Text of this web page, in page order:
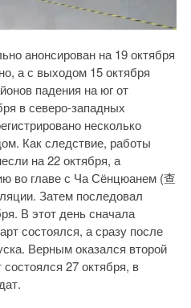
анонсирован на 19 октября
а с выходом 15 октября
падения на юг от
в северо-западных
несколько
Как следствие, работы
на 22 октября, а
во главе с Ча Сёнцюанем (查
Затем последовал
В этот день сначала
состоялся, а сразу после
Верным оказался второй
27 октября, в